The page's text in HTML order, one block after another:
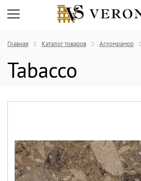
Главная Каталог товаров Агломрамор
Tabacco